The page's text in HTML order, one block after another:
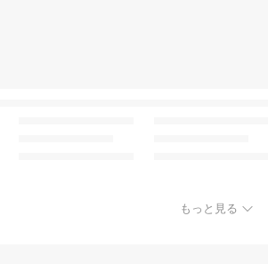
もっと見る